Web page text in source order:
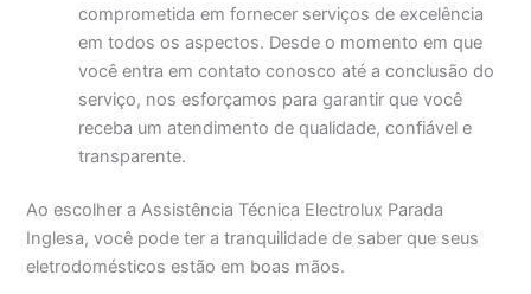
comprometida em fornecer serviços de excelência
em todos os aspectos. Desde o momento em que
você entra em contato conosco até a conclusão do
serviço, nos esforçamos para garantir que você
receba um atendimento de qualidade, confiável e
transparente.
Ao escolher a Assistência Técnica Electrolux Parada
Inglesa, você pode ter a tranquilidade de saber que seus
eletrodomésticos estão em boas mãos.